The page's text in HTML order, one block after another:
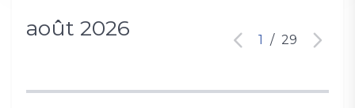
août 2026 1 / 29